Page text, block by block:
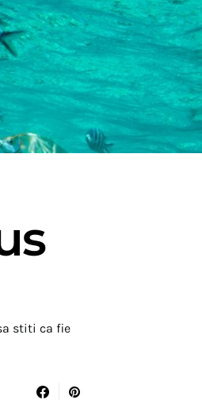
stiti ca fie